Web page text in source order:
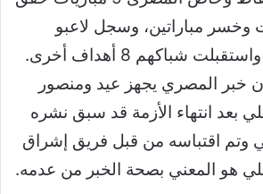
3 لقاءات وخسر مباراتين، وسجل لاعبو
خبر المصري يجهز عيد ومنصور
بعد انتهاء الأزمة قد سبق نشره
وتم اقتباسه من قبل فريق إشراق
هو المعني بصحة الخبر من عدمه.